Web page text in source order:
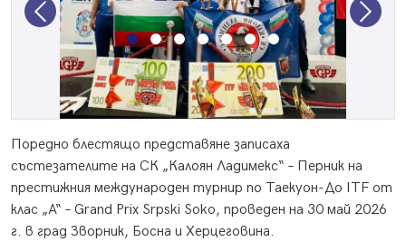
Previous Next
Поредно блестящо представяне записаха
състезателите на СК „Калоян Ладимекс“ – Перник на
престижния международен турнир по Таекуон-До ITF от
клас „А“ – Grand Prix Srpski Soko, проведен на 30 май 2026
г. в град Зворник, Босна и Херцеговина.